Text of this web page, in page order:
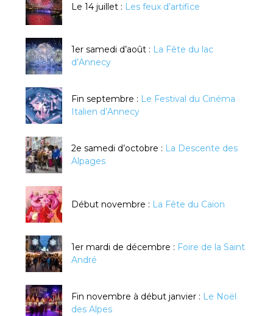
Le 14 juillet : Les feux d’artifice
1er samedi d’août : La Fête du lac
d’Annecy
Fin septembre : Le Festival du Cinéma
Italien d’Annecy
2e samedi d’octobre : La Descente des
Alpages
Début novembre : La Fête du Caïon
1er mardi de décembre : Foire de la Saint
André
Fin novembre à début janvier : Le Noël
des Alpes